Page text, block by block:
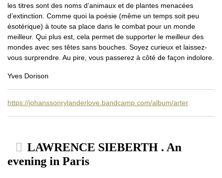
les titres sont des noms d’animaux et de plantes menacées
d’extinction. Comme quoi la poésie (même un temps soit peu
ésotérique) à toute sa place dans le combat pour un monde
meilleur. Qui plus est, cela permet de supporter le meilleur des
mondes avec ses têtes sans bouches. Soyez curieux et laissez-
vous surprendre. Au pire, vous passerez à côté de façon indolore.
Yves Dorison
https://johanssonrylanderlove.bandcamp.com/album/arter
LAWRENCE SIEBERTH . An
evening in Paris